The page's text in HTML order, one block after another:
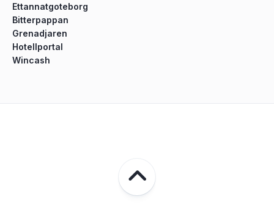
Ettannatgoteborg
Bitterpappan
Grenadjaren
Hotellportal
Wincash